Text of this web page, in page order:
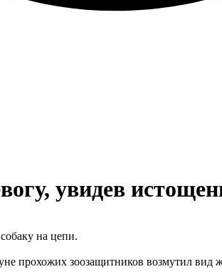
увидев
на цепи.
прохожих зоозащитников возмутил вид